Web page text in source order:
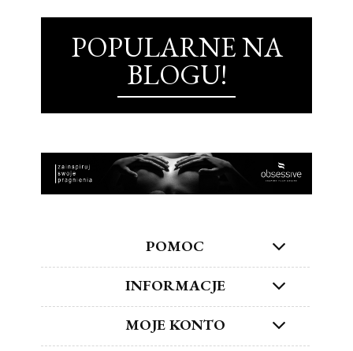
POPULARNE NA
BLOGU!
POMOC
INFORMACJE
MOJE KONTO